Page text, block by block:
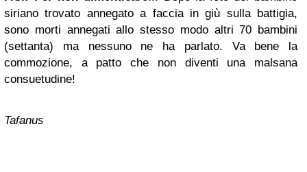
siriano trovato annegato a faccia in giù sulla battigia,
sono morti annegati allo stesso modo altri 70 bambini
(settanta) ma nessuno ne ha parlato. Va bene la
commozione, a patto che non diventi una malsana
consuetudine!
Tafanus